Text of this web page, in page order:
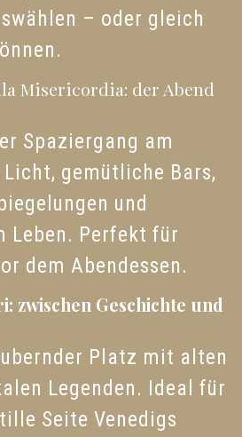
– oder gleich
Misericordia: der Abend
Spaziergang am
gemütliche Bars,
und
Leben. Perfekt für
dem Abendessen.
zwischen Geschichte und
Platz mit alten
Legenden. Ideal für
Seite Venedigs